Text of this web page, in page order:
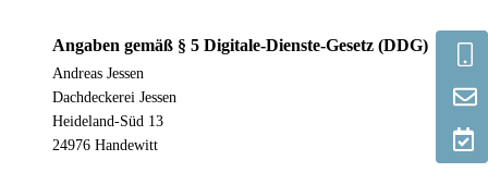
Angaben gemäß § 5 Digitale-Dienste-Gesetz (DDG)
Andreas Jessen
Dachdeckerei Jessen
Heideland-Süd 13
24976 Handewitt